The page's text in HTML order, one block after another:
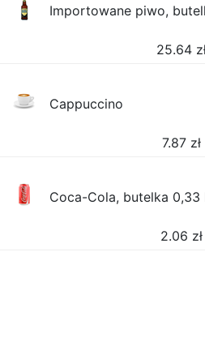
Importowane piwo,
25.64
Cappuccino
7.87 zł
Coca-Cola, butelka 0,33
2.06 zł